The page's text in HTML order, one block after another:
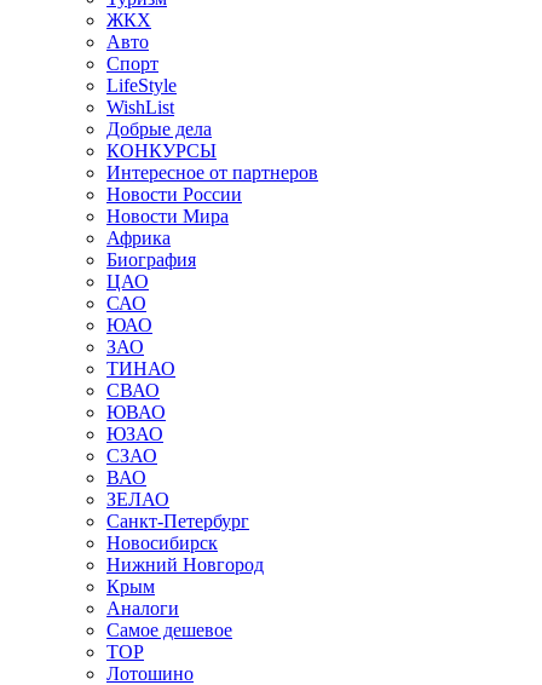
ЖКХ
Авто
Спорт
LifeStyle
WishList
Добрые дела
КОНКУРСЫ
Интересное от партнеров
Новости России
Новости Мира
Африка
Биография
ЦАО
САО
ЮАО
ЗАО
ТИНАО
СВАО
ЮВАО
ЮЗАО
СЗАО
ВАО
ЗЕЛАО
Санкт-Петербург
Новосибирск
Нижний Новгород
Крым
Аналоги
Самое дешевое
TOP
Лотошино